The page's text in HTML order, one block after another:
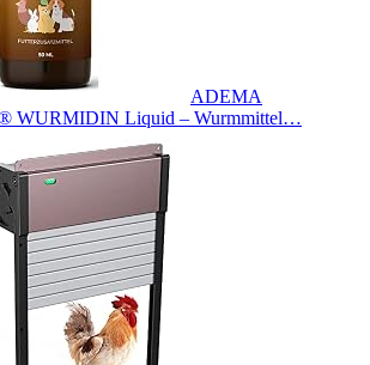
ADEMA
WURMIDIN Liquid – Wurmmittel…